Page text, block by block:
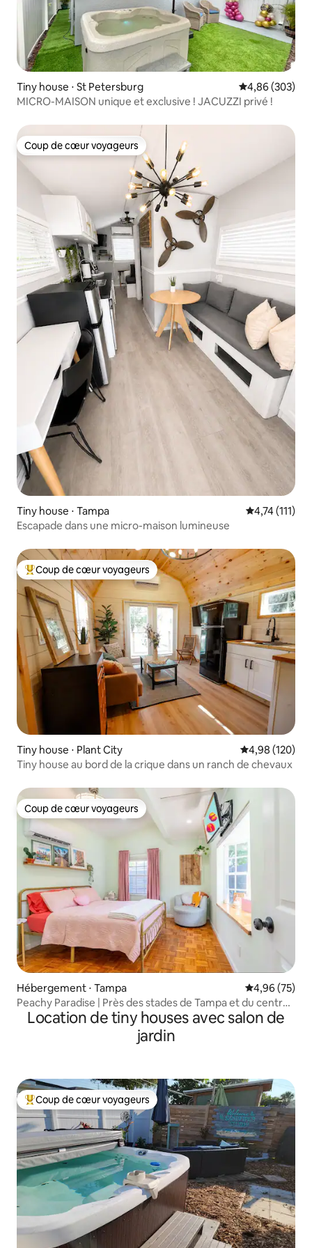
Tiny house ⋅ St Petersburg Évaluation
4,86 (303)
MICRO-MAISON unique et exclusive ! JACUZZI privé !
Coup de cœur voyageurs
Coup de cœur voyageurs
Tiny house ⋅ Tampa Évaluation
4,74 (111)
Escapade dans une micro-maison lumineuse
Coups de cœur voyageurs les plus appréciés
Coup de cœur voyageurs
Tiny house ⋅ Plant City Évaluation
4,98 (120)
Tiny house au bord de la crique dans un ranch de chevaux
Coup de cœur voyageurs
Coup de cœur voyageurs
Hébergement ⋅ Tampa Évaluation
4,96 (75)
Peachy Paradise | Près des stades de Tampa et du centre-
villeLocation de tiny houses avec salon de
jardin
Coups de cœur voyageurs les plus appréciés
Coup de cœur voyageurs